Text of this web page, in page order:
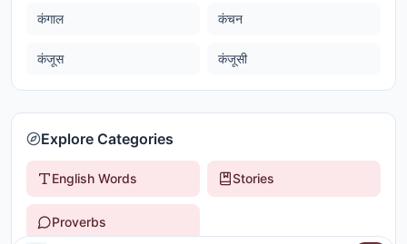
कंगाल कंचन
कंजूस कंजूसी
Explore Categories
English Words Stories
Proverbs